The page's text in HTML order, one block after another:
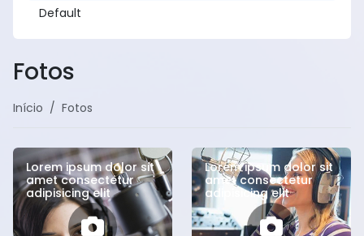
Default
Fotos
Início Fotos
Lorem ipsum dolor sit
amet consectetur
adipisicing elit
Lorem ipsum dolor sit
amet consectetur
adipisicing elit